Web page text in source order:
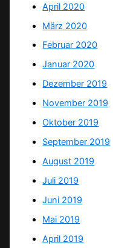
April 2020
März 2020
Februar 2020
Januar 2020
Dezember 2019
November 2019
Oktober 2019
September 2019
August 2019
Juli 2019
Juni 2019
Mai 2019
April 2019